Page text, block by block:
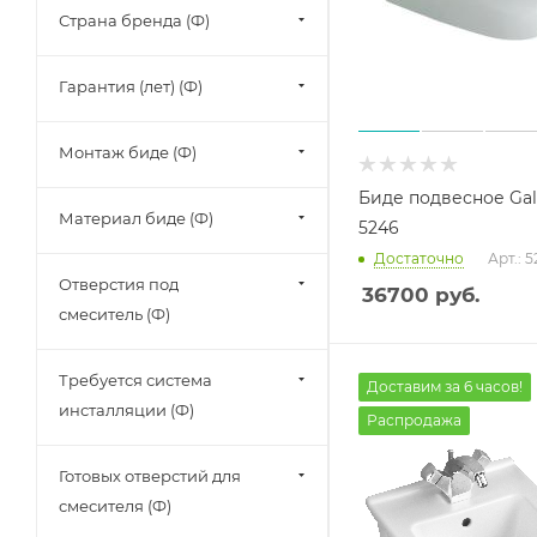
Биде подвесное
5246
Достаточно Арт.:
36700 руб.
Доставим за 6 часов!
Распродажа
Страна бренда (Ф)
Гарантия (лет) (Ф)
Монтаж биде (Ф)
Материал биде (Ф)
Отверстия под
смеситель (Ф)
Требуется система
инсталляции (Ф)
Готовых отверстий для
смесителя (Ф)